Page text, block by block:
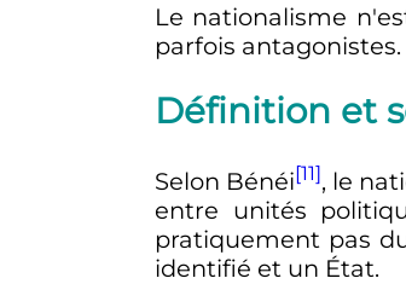
Le nationalisme
parfois antagonistes.
Définition et
Selon Bénéi[11], le
entre unités
pratiquement pas
identifié et un État.